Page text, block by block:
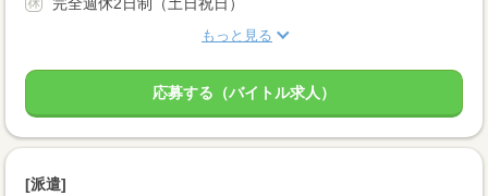
もっと見る
応募する（バイトル求人）
[派遣]